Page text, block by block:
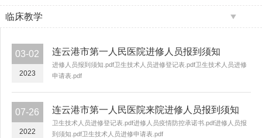
临床教学
03-02
2023
连云港市第一人民医院进修人员报到须知
进修人员报到须知.pdf卫生技术人员进修登记表.pdf卫生技术人员进修
申请表.pdf
07-26
2022
连云港市第一人民医院来院进修人员报到须知
卫生技术人员进修登记表.pdf进修人员疫情防控承诺书.pdf进修人员报
到须知.pdf卫生技术人员进修申请表.pdf